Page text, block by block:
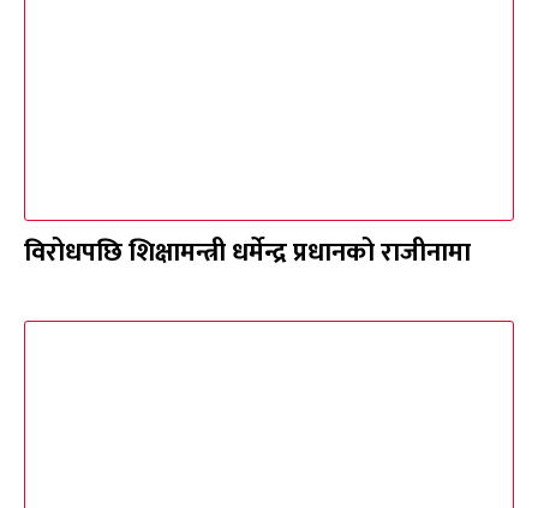
विरोधपछि शिक्षामन्त्री धर्मेन्द्र प्रधानको राजीनामा